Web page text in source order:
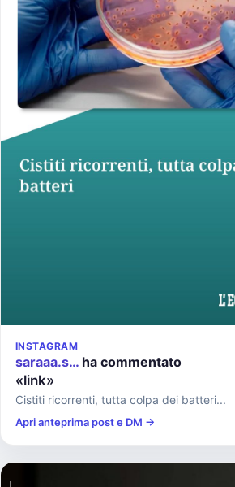
INSTAGRAM
saraaa.s… ha commentato
«link»
Cistiti ricorrenti, tutta colpa dei batteri...
Apri anteprima post e DM →